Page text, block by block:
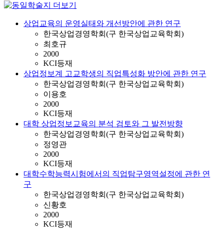
상업교육의 운영실태와 개선방안에 관한 연구
한국상업경영학회(구 한국상업교육학회)
최호규
2000
KCI등재
상업정보계 고교학생의 직업특성화 방안에 관한 연구
한국상업경영학회(구 한국상업교육학회)
이용호
2000
KCI등재
대학 상업정보교육의 분석 검토와 그 발전방향
한국상업경영학회(구 한국상업교육학회)
정영관
2000
KCI등재
대학수학능력시험에서의 직업탐구영역설정에 관한 연
구
한국상업경영학회(구 한국상업교육학회)
신황호
2000
KCI등재